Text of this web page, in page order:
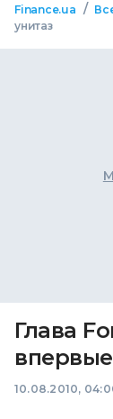
Finance.ua /
унитаз
Глава
10.08.2010,